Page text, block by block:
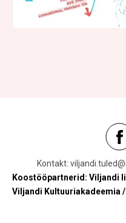
Kontakt:
Koostööpartnerid: Viljandi
Viljandi Kultuuriakadeemia